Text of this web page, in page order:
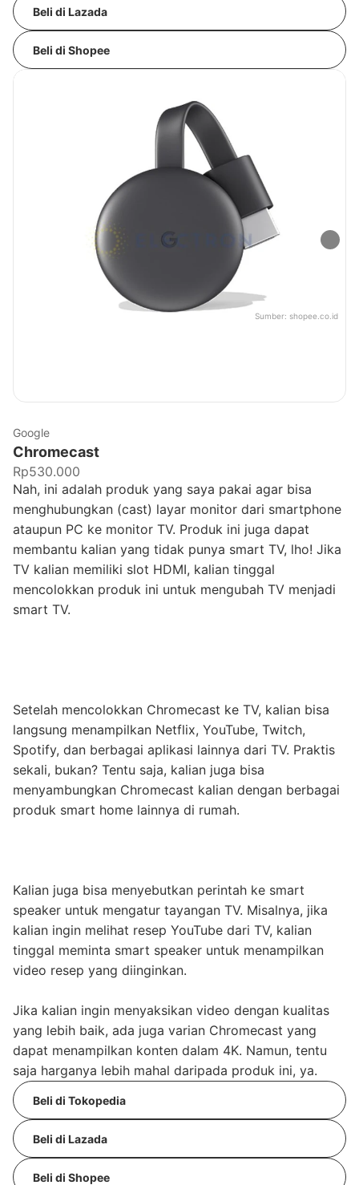
Beli di Lazada
Beli di Shopee
Sumber: shopee.co.id
Google
Chromecast
Rp530.000
Nah, ini adalah produk yang saya pakai agar bisa
menghubungkan (cast) layar monitor dari smartphone
ataupun PC ke monitor TV. Produk ini juga dapat
membantu kalian yang tidak punya smart TV, lho! Jika
TV kalian memiliki slot HDMI, kalian tinggal
mencolokkan produk ini untuk mengubah TV menjadi
smart TV.
Setelah mencolokkan Chromecast ke TV, kalian bisa
langsung menampilkan Netflix, YouTube, Twitch,
Spotify, dan berbagai aplikasi lainnya dari TV. Praktis
sekali, bukan? Tentu saja, kalian juga bisa
menyambungkan Chromecast kalian dengan berbagai
produk smart home lainnya di rumah.
Kalian juga bisa menyebutkan perintah ke smart
speaker untuk mengatur tayangan TV. Misalnya, jika
kalian ingin melihat resep YouTube dari TV, kalian
tinggal meminta smart speaker untuk menampilkan
video resep yang diinginkan.
Jika kalian ingin menyaksikan video dengan kualitas
yang lebih baik, ada juga varian Chromecast yang
dapat menampilkan konten dalam 4K. Namun, tentu
saja harganya lebih mahal daripada produk ini, ya.
Beli di Tokopedia
Beli di Lazada
Beli di Shopee